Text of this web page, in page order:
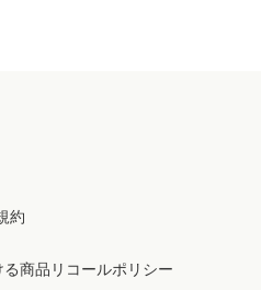
約
商品リコールポリシー